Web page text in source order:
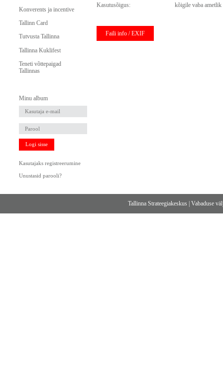
Konverents ja incentive
Tallinn Card
Tutvusta Tallinna
Tallinna Kuklifest
Teneti võttepaigad
Tallinnas
Minu album
Logi sisse
Kasutajaks registreerumine
Unustasid parooli?
Kasutusõigus:
kõigile vaba
Faili info / EXIF
Tallinna Strateegiakeskus |Vabaduse